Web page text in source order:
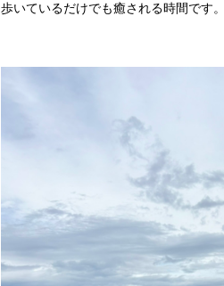
歩いているだけでも癒される時間です。